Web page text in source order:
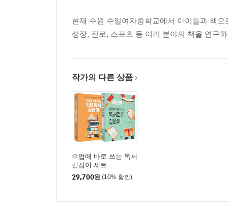
현재 수원 수일여자중학교에서 아이들과 책
성장, 진로, 스포츠 등 여러 분야의 책을 연구
작가의 다른 상품
수업에 바로 쓰는 독서
길잡이 세트
29,700원 (10% 할인)